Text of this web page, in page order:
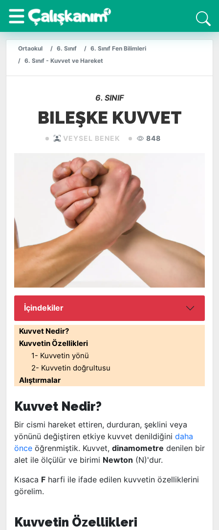
Ortaokul 6. Sınıf
6. Sınıf Fen Bilimleri
6. Sınıf - Kuvvet ve Hareket
6. SINIF
BILEŞKE KUVVET
VEYSEL BENEK 848
İçindekiler
Kuvvet Nedir?
Kuvvetin Özellikleri
1- Kuvvetin yönü
2- Kuvvetin doğrultusu
Alıştırmalar
Kuvvet Nedir?
Bir cismi hareket ettiren, durduran, şeklini veya
yönünü değiştiren etkiye kuvvet denildiğini daha
önce öğrenmiştik. Kuvvet, dinamometre denilen bir
alet ile ölçülür ve birimi Newton (N)'dur.
Kısaca F harfi ile ifade edilen kuvvetin özelliklerini
görelim.
Kuvvetin Özellikleri